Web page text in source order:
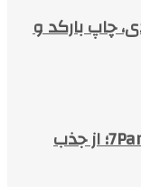
چاپ بارکد و
خدمات شبکه‌های اجتماعی 7Panel؛ از جذب